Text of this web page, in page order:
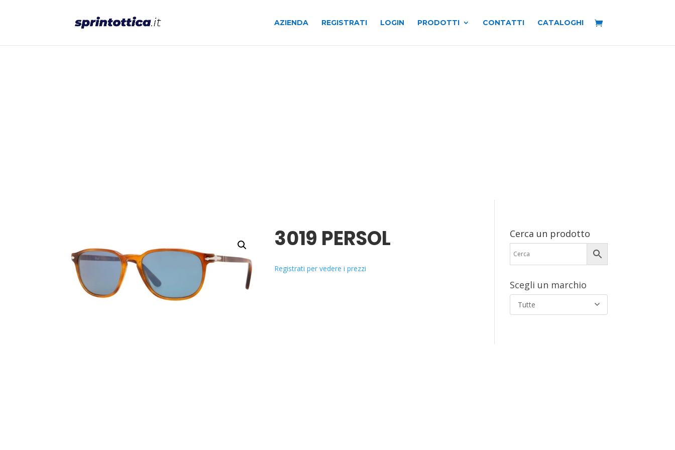
AZIENDA REGISTRATI LOGIN PRODOTTI CONTATTI CATALOGHI
3019 PERSOL
Registrati per vedere i prezzi
Cerca un prodotto
Scegli un marchio
Tutte